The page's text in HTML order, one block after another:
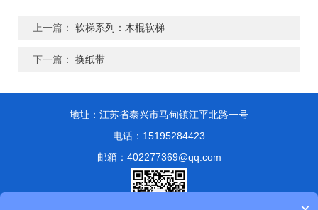
上一篇：软梯系列：木棍软梯
下一篇：换纸带
地址：江苏省泰兴市马甸镇江平北路一号
电话：15195284423
邮箱：402277369@qq.com